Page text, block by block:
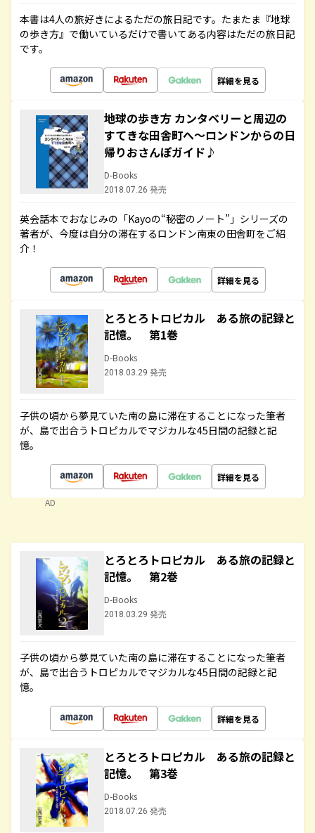
本書は4人の旅好きによるただの旅日記です。たまたま『地球
の歩き方』で働いているだけで書いてある内容はただの旅日記
です。
詳細を見る
地球の歩き方 カンタベリーと周辺の
すてきな田舎町へ～ロンドンからの日
帰りおさんぽガイド♪
D-Books
2018.07.26 発売
英会話本でおなじみの「Kayoの“秘密のノート”」シリーズの
著者が、今度は自分の滞在するロンドン南東の田舎町をご紹
介！
詳細を見る
とろとろトロピカル ある旅の記録と
記憶。 第1巻
D-Books
2018.03.29 発売
子供の頃から夢見ていた南の島に滞在することになった筆者
が、島で出合うトロピカルでマジカルな45日間の記録と記
憶。
詳細を見る
AD
とろとろトロピカル ある旅の記録と
記憶。 第2巻
D-Books
2018.03.29 発売
子供の頃から夢見ていた南の島に滞在することになった筆者
が、島で出合うトロピカルでマジカルな45日間の記録と記
憶。
詳細を見る
とろとろトロピカル ある旅の記録と
記憶。 第3巻
D-Books
2018.07.26 発売